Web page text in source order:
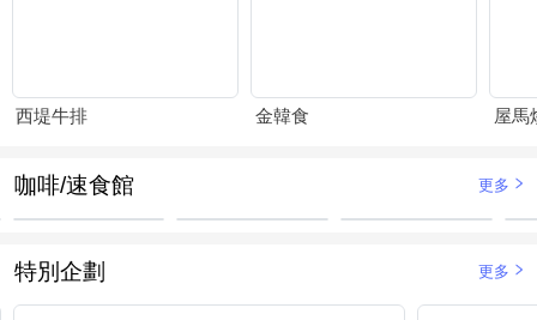
西堤牛排 金韓食 屋馬
咖啡/速食館 更多
特別企劃 更多